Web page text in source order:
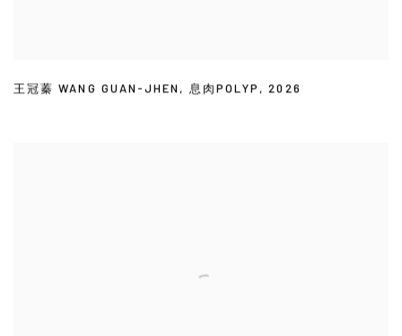
王冠蓁 WANG GUAN-JHEN , 息肉POLYP ,2026